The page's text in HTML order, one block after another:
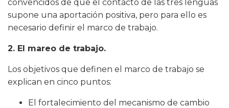
convencidos de que el contacto de las tres lenguas
supone una aportación positiva, pero para ello es
necesario definir el marco de trabajo.
2. El mareo de trabajo.
Los objetivos que definen el marco de trabajo se
explican en cinco puntos:
El fortalecimiento del mecanismo de cambio